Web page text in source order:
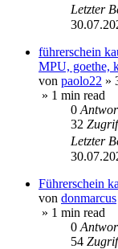
Letzter
führerschein
MPU, goethe,
von paolo22 »
» 1 min read
0
32
Letzter
Führerschein
von donmarcus
» 1 min read
0
54